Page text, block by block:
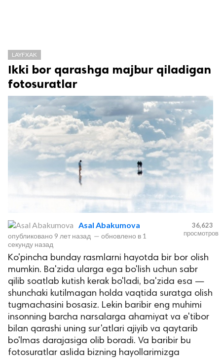
защищены.
LAYFXAK
Ikki bor qarashga majbur qiladigan
fotosuratlar
Asal Abakumova
опубликовано 9 лет назад — обновлено в 1
секунду назад
36,623
просмотров
Ko'pincha bunday rasmlarni hayotda bir bor olish
mumkin. Ba'zida ularga ega bo'lish uchun sabr
qilib soatlab kutish kerak bo'ladi, ba'zida esa —
shunchaki kutilmagan holda vaqtida suratga olish
tugmachasini bosasiz. Lekin baribir eng muhimi
insonning barcha narsalarga ahamiyat va e'tibor
bilan qarashi uning sur'atlari ajiyib va qaytarib
bo'lmas darajasiga olib boradi. Va baribir bu
fotosuratlar aslida bizning hayollarimizga